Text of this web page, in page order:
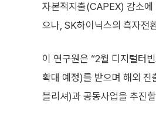
자본적지출(CAPEX) 감소에
으나, SK하이닉스의 흑자전
이 연구원은 “2월 디지털터
확대 예정)를 받으며 해외 진
블리셔)과 공동사업을 추진